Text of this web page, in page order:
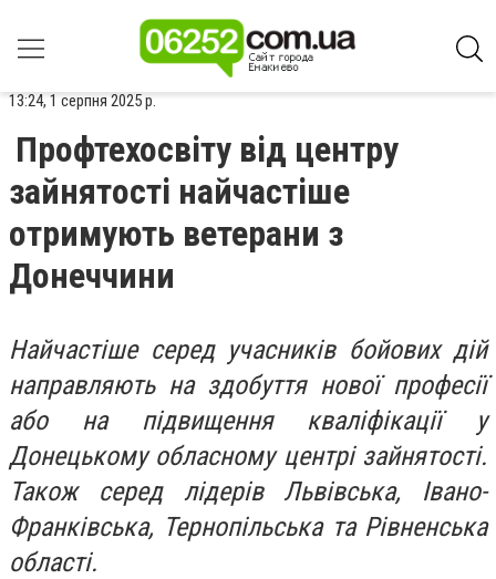
13:24, 1 серпня 2025 р.
Профтехосвіту від центру
зайнятості найчастіше
отримують ветерани з
Донеччини
Найчастіше серед учасників бойових дій
направляють на здобуття нової професії
або на підвищення кваліфікації у
Донецькому обласному центрі зайнятості.
Також серед лідерів Львівська, Івано-
Франківська, Тернопільська та Рівненська
області.